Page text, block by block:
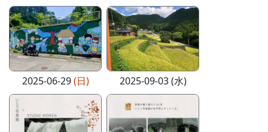
2025-06-29(日) 2025-09-03 (水)